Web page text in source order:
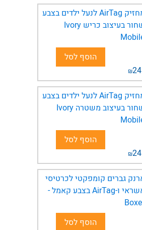
מחזיק AirTag לנעל ילדים בצבע
שחור בעיצוב כריש Ivory
24
₪
הוסף לסל
מחזיק AirTag לנעל ילדים בצבע
שחור בעיצוב משטרה Ivory
24
₪
הוסף לסל
גברים קומפקטי לכרטיסי
אשראי ו-AirTag בצבע קאמל -
הוסף לסל